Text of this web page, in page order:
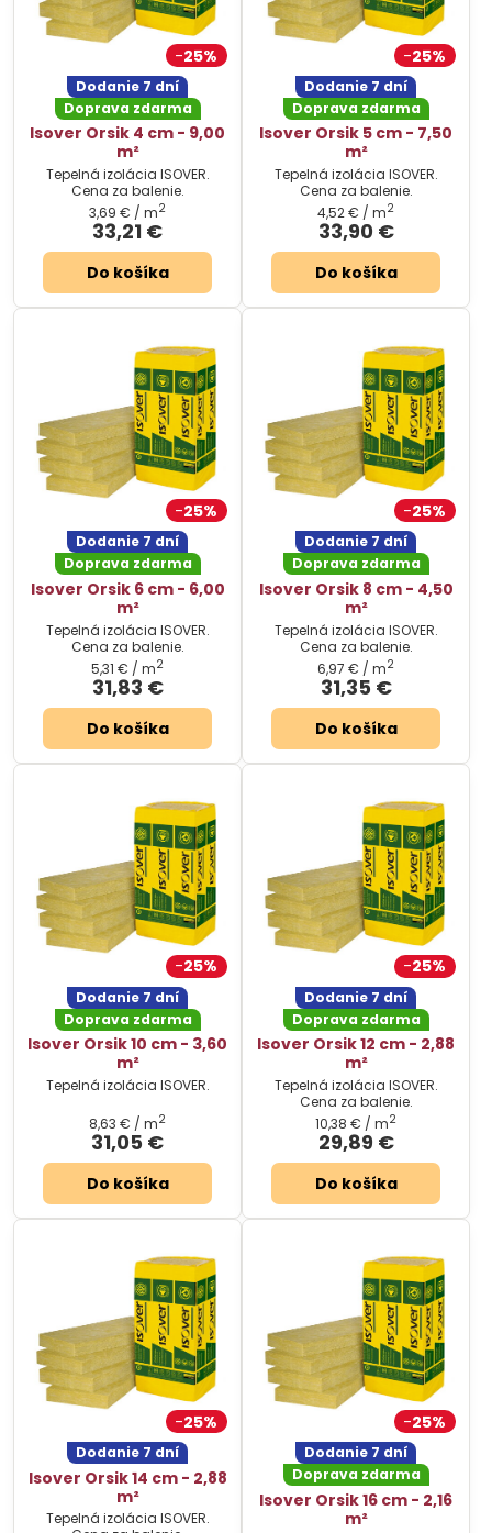
25%
Dodanie 7 dní
Doprava zdarma
Isover Orsik 4 cm - 9,00
m²
Tepelná izolácia ISOVER.
Cena za balenie.
33,21 €
3,69 € / m2
Do košíka
25%
Dodanie 7 dní
Doprava zdarma
Isover Orsik 5 cm - 7,50
m²
Tepelná izolácia ISOVER.
Cena za balenie.
33,90 €
4,52 € / m2
Do košíka
25%
Dodanie 7 dní
Doprava zdarma
Isover Orsik 6 cm - 6,00
m²
Tepelná izolácia ISOVER.
Cena za balenie.
31,83 €
5,31 € / m2
Do košíka
25%
Dodanie 7 dní
Doprava zdarma
Isover Orsik 8 cm - 4,50
m²
Tepelná izolácia ISOVER.
Cena za balenie.
31,35 €
6,97 € / m2
Do košíka
25%
Dodanie 7 dní
Doprava zdarma
Isover Orsik 10 cm - 3,60
m²
Tepelná izolácia ISOVER.
31,05 €
8,63 € / m2
Do košíka
25%
Dodanie 7 dní
Doprava zdarma
Isover Orsik 12 cm - 2,88
m²
Tepelná izolácia ISOVER.
Cena za balenie.
29,89 €
10,38 € / m2
Do košíka
25%
Dodanie 7 dní
Isover Orsik 14 cm - 2,88
m²
Tepelná izolácia ISOVER.
25%
Dodanie 7 dní
Doprava zdarma
Isover Orsik 16 cm - 2,16
m²